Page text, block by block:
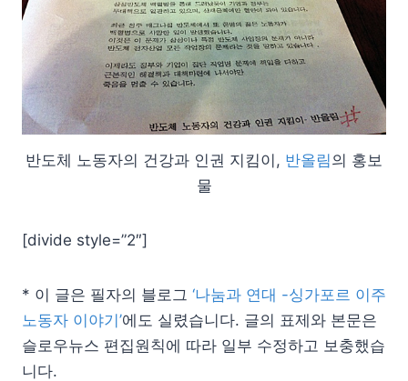
반도체 노동자의 건강과 인권 지킴이, 반올림의 홍보
물
[divide style=”2″]
* 이 글은 필자의 블로그 ‘나눔과 연대 -싱가포르 이주
노동자 이야기’에도 실렸습니다. 글의 표제와 본문은
슬로우뉴스 편집원칙에 따라 일부 수정하고 보충했습
니다.